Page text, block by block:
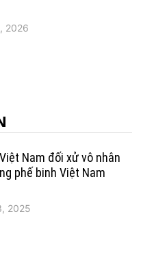
2026
Nam đối xử vô nhân
phế binh Việt Nam
2025